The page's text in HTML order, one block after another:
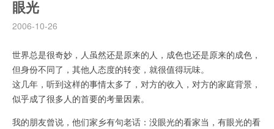
眼光
2006-10-26
世界总是很奇妙，人虽然还是原来的人，成色也还是原来的成色，
但身份不同了，其他人态度的转变，就很值得玩味。
这几年，听到这样的事情太多了，对方的收入，对方的家庭背景，
似乎成了很多人的首要的考量因素。
我的朋友曾说，他们家乡有句老话：没眼光的看家当，有眼光的看